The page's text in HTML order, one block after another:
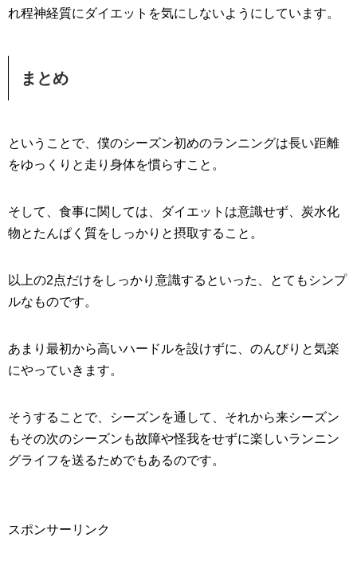
れ程神経質にダイエットを気にしないようにしています。
まとめ
ということで、僕のシーズン初めのランニングは長い距離
をゆっくりと走り身体を慣らすこと。
そして、食事に関しては、ダイエットは意識せず、炭水化
物とたんぱく質をしっかりと摂取すること。
以上の2点だけをしっかり意識するといった、とてもシンプ
ルなものです。
あまり最初から高いハードルを設けずに、のんびりと気楽
にやっていきます。
そうすることで、シーズンを通して、それから来シーズン
もその次のシーズンも故障や怪我をせずに楽しいランニン
グライフを送るためでもあるのです。
スポンサーリンク